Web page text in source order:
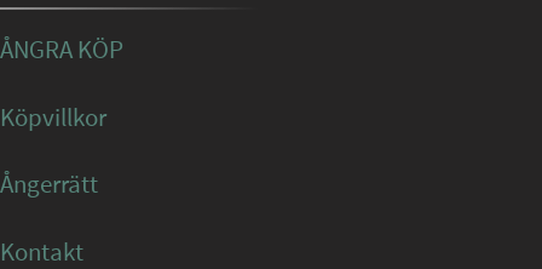
ÅNGRA KÖP
Köpvillkor
Ångerrätt
Kontakt